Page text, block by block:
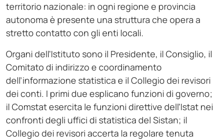
territorio nazionale: in ogni regione e provincia
autonoma è presente una struttura che opera a
stretto contatto con gli enti locali.
Organi dell’Istituto sono il Presidente, il Consiglio, il
Comitato di indirizzo e coordinamento
dell’informazione statistica e il Collegio dei revisori
dei conti. I primi due esplicano funzioni di governo;
il Comstat esercita le funzioni direttive dell’Istat nei
confronti degli uffici di statistica del Sistan; il
Collegio dei revisori accerta la regolare tenuta